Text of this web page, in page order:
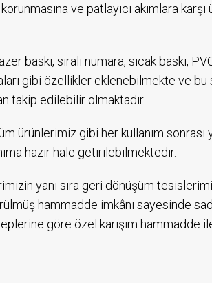
ve patlayıcı akımlara
baskı, sıralı numara, sıcak baskı,
gibi özellikler eklenebilmekte ve bu
takip edilebilir olmaktadır.
ürünlerimiz gibi her kullanım sonrası
hazır hale getirilebilmektedir.
yanı sıra geri dönüşüm
hammadde imkânı sayesinde
göre özel karışım hammadde